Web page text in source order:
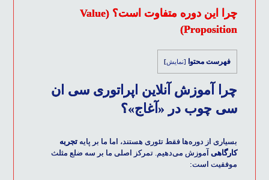
چرا این دوره متفاوت است؟ (Value
Proposition)
فهرست محتوا [نمایش]
چرا آموزش آنلاین اپراتوری سی ان
سی چوب در «آغاج»؟
بسیاری از دوره‌ها فقط تئوری هستند، اما ما بر پایهتجربه
کارگاهی آموزش می‌دهیم. تمرکز اصلی ما بر سه ضلع مثلث
موفقیت است: